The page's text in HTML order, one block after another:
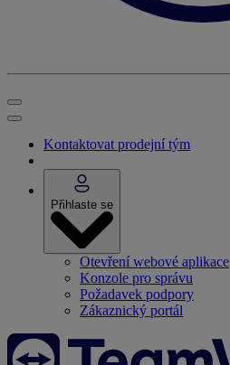
Kontaktovat prodejní tým
Přihlaste se
Otevření webové aplikace
Konzole pro správu
Požadavek podpory
Zákaznický portál